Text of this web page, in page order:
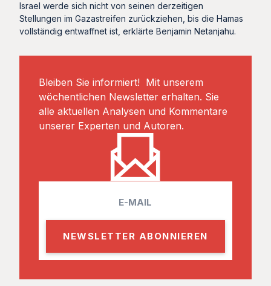
Israel werde sich nicht von seinen derzeitigen
Stellungen im Gazastreifen zurückziehen, bis die Hamas
vollständig entwaffnet ist, erklärte Benjamin Netanjahu.
Bleiben Sie informiert! Mit unserem
wöchentlichen Newsletter erhalten. Sie
alle aktuellen Analysen und Kommentare
unserer Experten und Autoren.
l